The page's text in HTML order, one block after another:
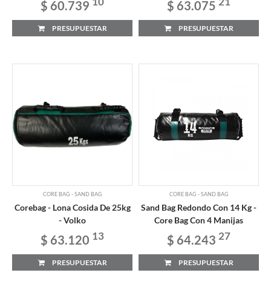
$ 60.739
PRESUPUESTAR
$ 63.075
PRESUPUESTAR
CORE BAG - SAND BAG
Corebag - Lona Cosida De 25kg
- Volko
$ 63.120 13
PRESUPUESTAR
CORE BAG - SAND BAG
Sand Bag Redondo Con 14 Kg -
Core Bag Con 4 Manijas
$ 64.243 27
PRESUPUESTAR